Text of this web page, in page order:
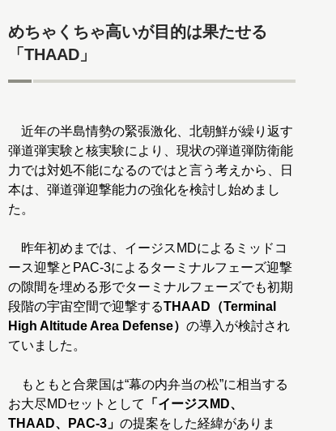
めちゃくちゃ高いが目的は果たせる
「THAAD」
近年の半島情勢の緊張激化、北朝鮮が繰り返す
弾道弾実験と核実験により、現状の弾道弾防衛能
力では対処不能になるのではと言う考えから、日
本は、弾道弾迎撃能力の強化を検討し始めまし
た。
昨年初めまでは、イージスMDによるミッドコ
ース迎撃とPAC-3によるターミナルフェーズ迎撃
の隙間を埋める形でターミナルフェーズでも初期
段階の宇宙空間で迎撃するTHAAD（Terminal
High Altitude Area Defense） の導入が検討され
ていました。
もともと合衆国は“幕の内弁当の松”に相当する
お大尽MDセットとして
「イージスMD、
THAAD、PAC-3」 の提案をした経緯がありま